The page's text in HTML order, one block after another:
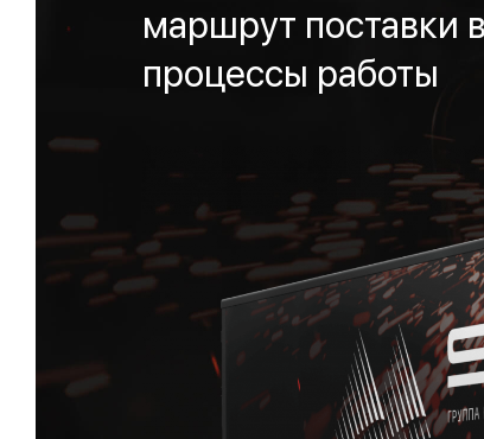
маршрут поставки
процессы работы